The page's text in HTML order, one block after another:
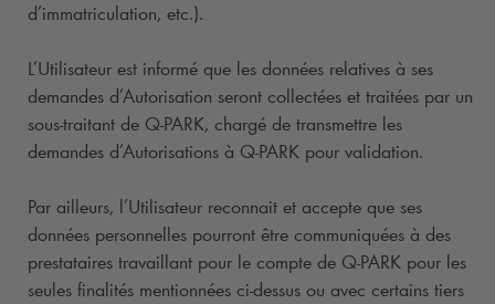
d’immatriculation, etc.).
L’Utilisateur est informé que les données relatives à ses
demandes d’Autorisation seront collectées et traitées par un
sous-traitant de Q-PARK, chargé de transmettre les
demandes d’Autorisations à Q-PARK pour validation.
Par ailleurs, l’Utilisateur reconnait et accepte que ses
données personnelles pourront être communiquées à des
prestataires travaillant pour le compte de Q-PARK pour les
seules finalités mentionnées ci-dessus ou avec certains tiers